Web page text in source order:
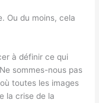
Ou du moins, cela
à définir ce qui
sommes-nous pas
toutes les images
la crise de la